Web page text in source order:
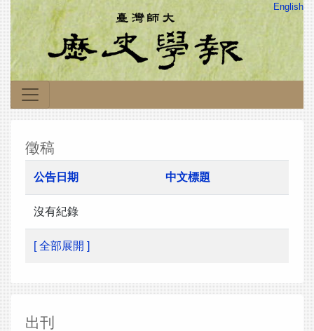
English
徵稿
公告日期 中文標題
沒有紀錄
[ 全部展開 ]
出刊